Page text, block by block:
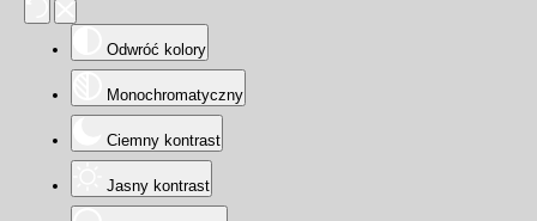
Odwróć kolory
Monochromatyczny
Ciemny kontrast
Jasny kontrast